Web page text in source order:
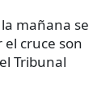
mañana se
cruce son
Tribunal